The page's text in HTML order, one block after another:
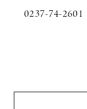
0237-74-2601